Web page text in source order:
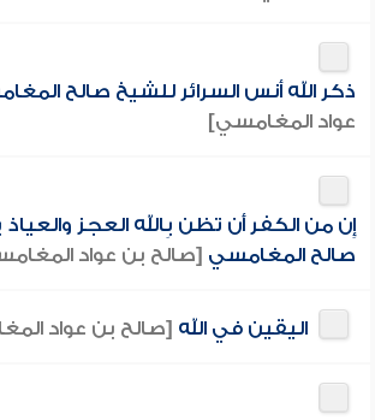
ذكر الله أنس السرائر للشيخ صالح
عواد المغامسي]
إِن من الكفر أَن تظن بِالله العجز والعياذ
صالح المغامسي [صالح بن عواد
اليقين في الله [صالح بن عواد